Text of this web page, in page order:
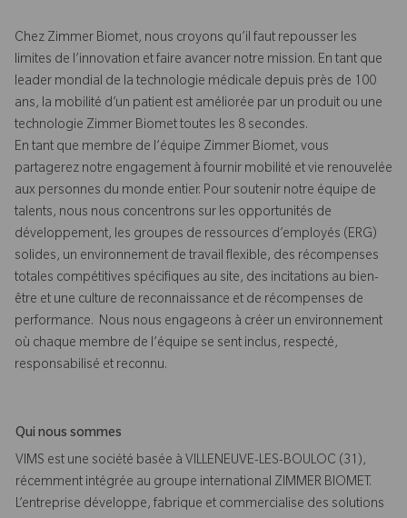
Chez Zimmer Biomet, nous croyons qu’il faut repousser les
limites de l’innovation et faire avancer notre mission. En tant que
leader mondial de la technologie médicale depuis près de 100
ans, la mobilité d’un patient est améliorée par un produit ou une
technologie Zimmer Biomet toutes les 8 secondes.
En tant que membre de l’équipe Zimmer Biomet, vous
partagerez notre engagement à fournir mobilité et vie renouvelée
aux personnes du monde entier. Pour soutenir notre équipe de
talents, nous nous concentrons sur les opportunités de
développement, les groupes de ressources d’employés (ERG)
solides, un environnement de travail flexible, des récompenses
totales compétitives spécifiques au site, des incitations au bien-
être et une culture de reconnaissance et de récompenses de
performance. Nous nous engageons à créer un environnement
où chaque membre de l’équipe se sent inclus, respecté,
responsabilisé et reconnu.
Qui nous sommes
VIMS est une société basée à VILLENEUVE-LES-BOULOC (31),
récemment intégrée au groupe international ZIMMER BIOMET.
L’entreprise développe, fabrique et commercialise des solutions